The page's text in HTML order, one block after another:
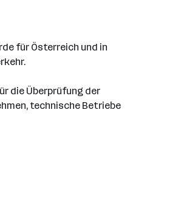
für Österreich und in
die Überprüfung der
technische Betriebe